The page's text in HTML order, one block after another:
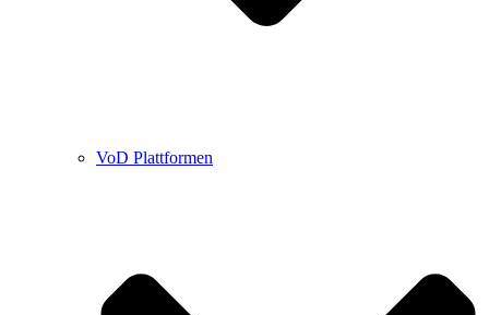
VoD Plattformen